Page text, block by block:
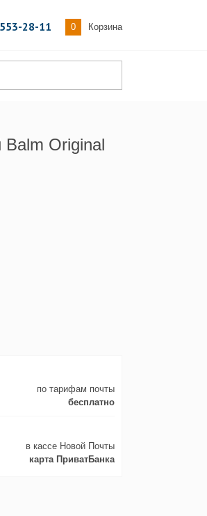
0 Корзина
28-11
Original
по тарифам почты
бесплатно
в кассе Новой Почты
карта ПриватБанка